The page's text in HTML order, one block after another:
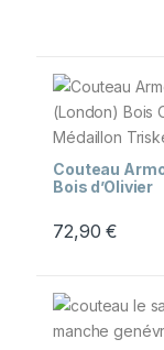
Couteau
Bois d’Olivier
72,90€